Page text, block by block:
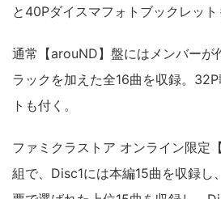
と40Pダイスマフォトブックレット
通常【arouND】盤にはメンバーが
ラックを加えた全16曲を収録。
トも付く。
ファミクラストア オンライン限定
組で、Disc1には本編15曲を収録し